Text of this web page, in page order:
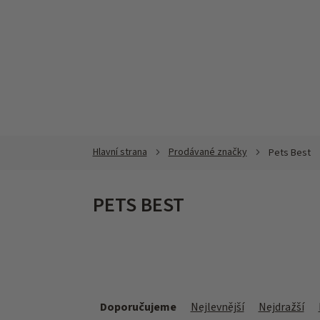
Prodávané značky Pets Best
PETS BEST
Doporučujeme Nejlevnější Nejdražší